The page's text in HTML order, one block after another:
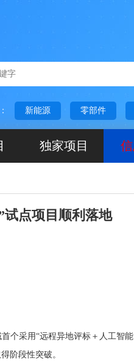
新能源 零部件
独家项目
试点项目顺利落地
个采用“远程异地评标＋人工智能
阶段性突破。